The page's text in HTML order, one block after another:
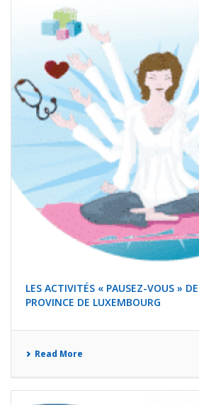
LES ACTIVITÉS « PAUSEZ-VOUS »
PROVINCE DE LUXEMBOURG
Read More